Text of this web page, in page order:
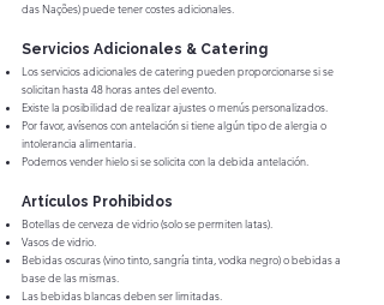
das Nações) puede tener costes adicionales.
Servicios Adicionales & Catering
Los servicios adicionales de catering pueden proporcionarse si se
solicitan hasta 48 horas antes del evento.
Existe la posibilidad de realizar ajustes o menús personalizados.
Por favor, avísenos con antelación si tiene algún tipo de alergia o
intolerancia alimentaria.
Podemos vender hielo si se solicita con la debida antelación.
Artículos Prohibidos
Botellas de cerveza de vidrio (solo se permiten latas).
Vasos de vidrio.
Bebidas oscuras (vino tinto, sangría tinta, vodka negro) o bebidas a
base de las mismas.
Las bebidas blancas deben ser limitadas.